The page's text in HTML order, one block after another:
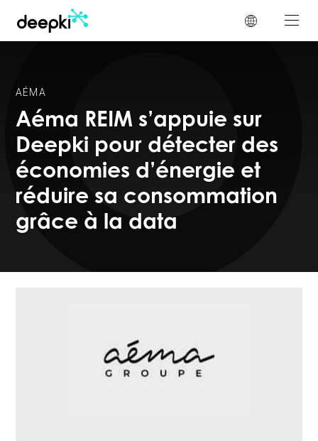
AÉMA
Aéma REIM s’appuie sur
Deepki pour détecter des
économies d’énergie et
réduire sa consommation
grâce à la data
Panneau de gestion des cookies